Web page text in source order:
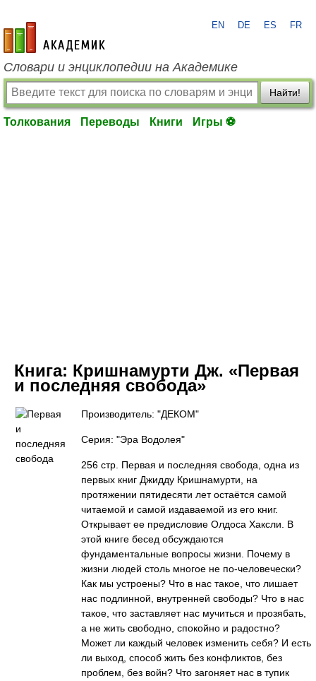
academic.ru
EN DE ES FR
Словари и энциклопедии на Академике
Найти!
Толкования Переводы Книги Игры ⚽
Книга: Кришнамурти Дж. «Первая
и последняя свобода»
Производитель: "ДЕКОМ"
Серия: "Эра Водолея"
256 стр. Первая и последняя свобода, одна из
первых книг Джидду Кришнамурти, на
протяжении пятидесяти лет остаётся самой
читаемой и самой издаваемой из его книг.
Открывает ее предисловие Олдоса Хаксли. В
этой книге бесед обсуждаются
фундаментальные вопросы жизни. Почему в
жизни людей столь многое не по-человечески?
Как мы устроены? Что в нас такое, что лишает
нас подлинной, внутренней свободы? Что в нас
такое, что заставляет нас мучиться и прозябать,
а не жить свободно, спокойно и радостно?
Может ли каждый человек изменить себя? И есть
ли выход, способ жить без конфликтов, без
проблем, без войн? Что загоняет нас в тупик